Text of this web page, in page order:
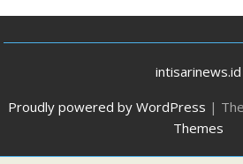
intisarinews.id
Proudly powered by WordPress |
Themes